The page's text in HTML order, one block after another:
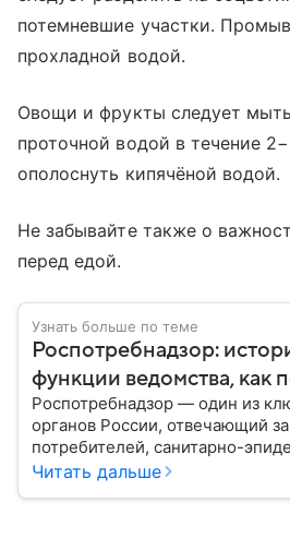
потемневшие участки.
прохладной водой.
Овощи и фрукты следует
проточной водой в течение
ополоснуть кипячёной водой.
Не забывайте также о
перед едой.
Узнать больше по теме
Роспотребнадзор:
функции ведомства, как
Роспотребнадзор — один из
органов России, отвечающий
потребителей, санитарно-
благополучие населения и
Читать дальше